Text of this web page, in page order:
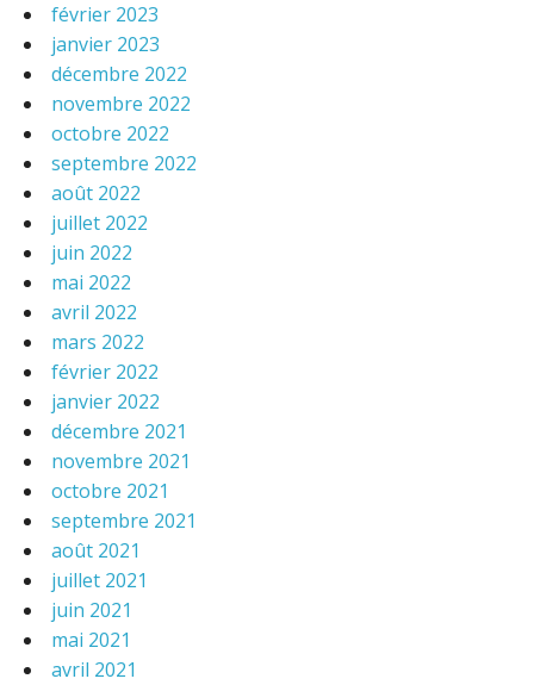
février 2023
janvier 2023
décembre 2022
novembre 2022
octobre 2022
septembre 2022
août 2022
juillet 2022
juin 2022
mai 2022
avril 2022
mars 2022
février 2022
janvier 2022
décembre 2021
novembre 2021
octobre 2021
septembre 2021
août 2021
juillet 2021
juin 2021
mai 2021
avril 2021